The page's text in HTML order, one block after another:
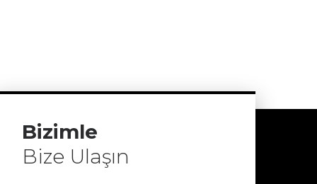
Bizimle
Bize Ulaşın